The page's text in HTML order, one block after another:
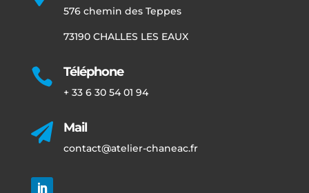
576 chemin des Teppes
73190 CHALLES LES EAUX
 Téléphone
+ 33 6 30 54 01 94
 Mail
contact@atelier-chaneac.fr